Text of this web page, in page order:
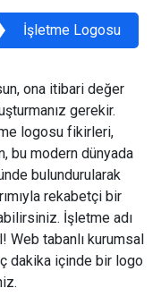
İşletme Logosu
ona itibari değer
gerekir.
logosu fikirleri,
bu modern dünyada
bulundurularak
rekabetçi bir
İşletme adı
Web tabanlı kurumsal
dakika içinde bir logo